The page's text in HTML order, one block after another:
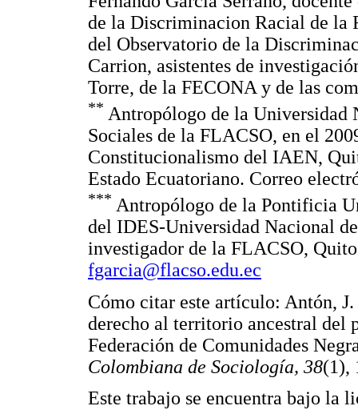
de la Discriminacion Racial de la
del Observatorio de la
Carrion, asistentes de
Torre, de la FECONA y de las
** Antropólogo de la Universidad
Sociales de la FLACSO, en el
Constitucionalismo del IAEN,
Estado Ecuatoriano. Correo
*** Antropólogo de la Pontificia
del IDES-Universidad Nacional
investigador de la FLACSO,
fgarcia@flacso.edu.ec
Cómo citar este artículo: Antón,
derecho al territorio ancestral del
Federación de Comunidades
Colombiana de Sociología, 38(1),
Este trabajo se encuentra bajo la